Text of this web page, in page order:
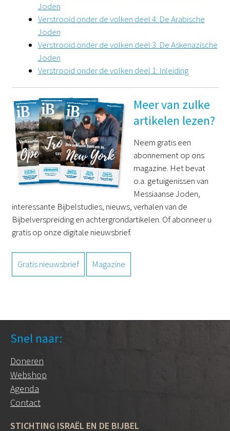
Joden
Verstrooid onder de volken deel 4: De Arabische
Joden
Verstrooid onder de volken deel 3: De Askenazische
Joden
Verstrooid onder de volken deel 1: Inleiding
Meer van zulke
artikelen lezen?
Neem gratis een
abonnement op ons
magazine. Het bevat
o.a. getuigenissen van
Messiaanse Joden,
interessante Bijbelstudies, nieuws, verhalen van de
Bijbelverspreiding en achtergrondartikelen. Of abonneer u
gratis op onze digitale nieuwsbrief.
Gratis nieuwsbrief Magazine
Snel naar:
Doneren
Webshop
Agenda
Contact
STICHTING ISRAËL EN DE BIJBEL